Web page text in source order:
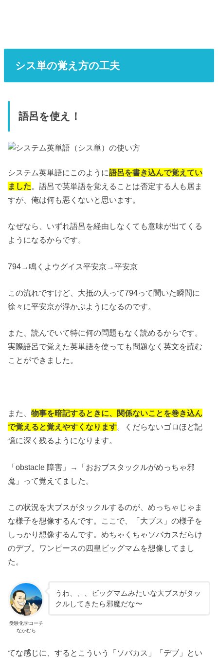
シス単の覚え方の工夫
語呂を使え！
システム英単語にこのように語呂を書き込んで覚えてい
ました。語呂で英単語を覚えることは否定する人も居ま
すが、俺は何も悪くないと思います。
なぜなら、いずれ語呂を経由しなくても意味が出てくる
ようになるからです。
794→鳴くよウグイス平安京→平安京
この流れですけど、大抵の人って794って聞いた瞬間に
徐々に平安京が浮かぶようになるのです。
また、読んでいて特に何の問題もなく読めるからです。
実際語呂で覚えた英単語を使っても問題なく英文を読む
ことができました。
また、物事を暗記するときに、関係ないことを巻き込ん
で覚えると覚えやすくなります。くだらないゴロほど記
憶に深く残るようになります。
「obstacle 障害」→「おおブスタックルがめっちゃ邪
魔」って覚えてました。
この状況を大ブスがタックルするのが、めっちゃじゃま
な様子を想像するんです。ここで、「大ブス」の様子を
しっかり想像するんです。めちゃくちゃソバカスだらけ
のデブ。ワンピースの四皇ビッグマムを想像してまし
た。
受験化学コーチ
なかむら
うわ、、、ビッグマムみたいな大ブスがタッ
クルしてきたら邪魔だな〜
てな感じに、するとこういう「ソバカス」「デブ」とい